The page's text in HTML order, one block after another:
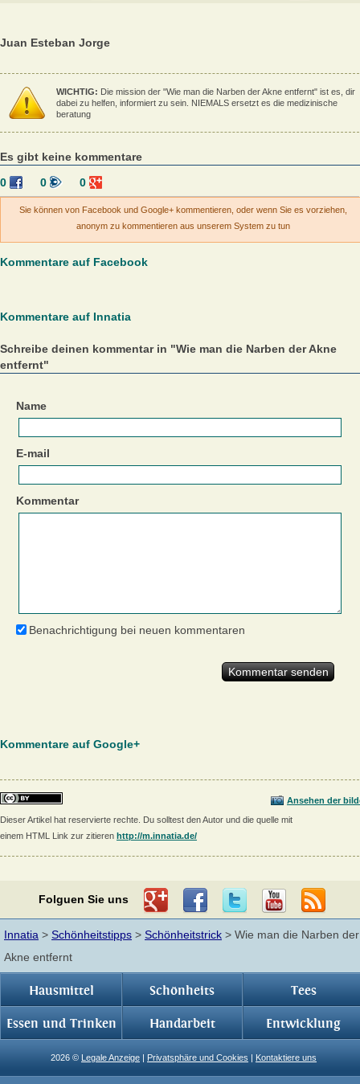
Juan Esteban Jorge
WICHTIG: Die mission der "Wie man die Narben der Akne entfernt" ist es, dir
dabei zu helfen, informiert zu sein. NIEMALS ersetzt es die medizinische
beratung
Es gibt keine kommentare
0
0 0
Sie können von Facebook und Google+ kommentieren, oder wenn Sie es vorziehen,
anonym zu kommentieren aus unserem System zu tun
Kommentare auf Facebook
Kommentare auf Innatia
Schreibe deinen kommentar in "Wie man die Narben der Akne
entfernt"
Name
E-mail
Kommentar
Benachrichtigung bei neuen kommentaren
Kommentare auf Google+
Ansehen der
Dieser Artikel hat reservierte rechte. Du solltest den Autor und die quelle mit
einem HTML Link zur zitieren http://m.innatia.de/
Folguen Sie uns
Innatia > Schönheitstipps > Schönheitstrick > Wie man die Narben der
Akne entfernt
Hausmittel Schönheits Tees
Essen und Trinken Handarbeit Entwicklung
2026 © Legale Anzeige | Privatsphäre und Cookies | Kontaktiere uns